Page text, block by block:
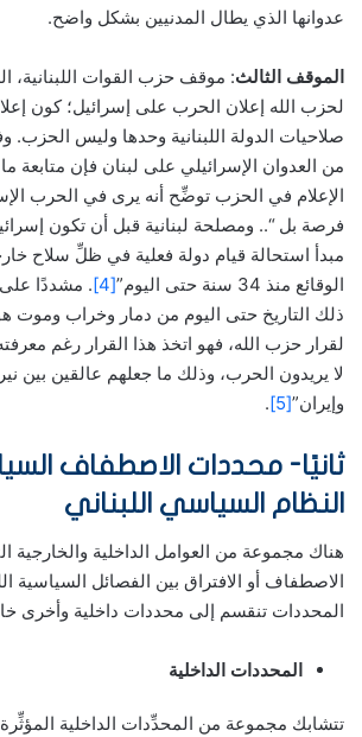
عدوانها الذي يطال المدنيين بشكل واضح.
الموقف الثالث: موقف حزب القوات اللبنانية،
لحزب الله إعلان الحرب على إسرائيل؛ كون
صلاحيات الدولة اللبنانية وحدها وليس الحزب.
من العدوان الإسرائيلي على لبنان فإن
الإعلام في الحزب توضِّح أنه يرى في الحرب
فرصة بل “.. ومصلحة لبنانية قبل أن تكون
مبدأ استحالة قيام دولة فعلية في ظلِّ سلاح
الوقائع منذ 34 سنة حتى اليوم”
[4]
. مشددًا
ذلك التاريخ حتى اليوم من دمار وخراب وموت
لقرار حزب الله، فهو اتخذ هذا القرار رغم
لا يريدون الحرب، وذلك ما جعلهم عالقين بين
وإيران”[5]
.
ثانيًا- محددات الاصطفاف
النظام السياسي اللبناني
هناك مجموعة من العوامل الداخلية والخارجية
الاصطفاف أو الافتراق بين الفصائل السياسية
المحددات تنقسم إلى محددات داخلية وأخرى
المحددات الداخلية
تتشابك مجموعة من المحدِّدات الداخلية